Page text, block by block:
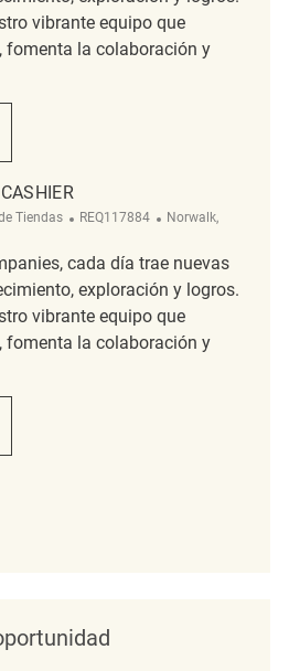
vibrante equipo que
fomenta la colaboración y
Key Carrier REQ134980
Supervisor/Key Carrier
Tiendas ReqId
REQ117884 Ubicación
Norwalk,
cada día trae nuevas
exploración y logros.
vibrante equipo que
fomenta la colaboración y
REQ117884
/ Cashier